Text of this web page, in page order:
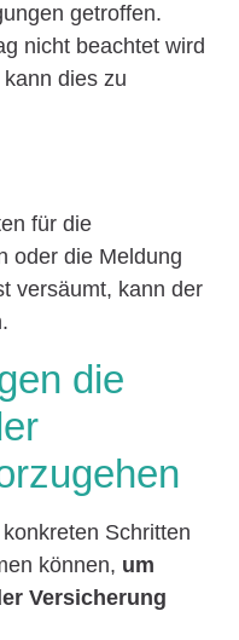
getroffen.
nicht beachtet wird
dies zu
für die
oder die Meldung
versäumt, kann der
die
Schritten
können, um
Versicherung